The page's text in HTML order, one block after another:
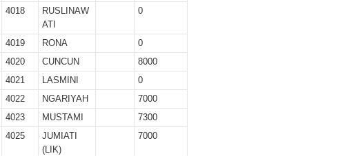
4018
RUSLINAW
ATI
0
4019 RONA
0
4020 CUNCUN
8000
4021 LASMINI
0
4022 NGARIYAH
7000
4023 MUSTAMI
7300
4025
JUMIATI
(LIK)
7000